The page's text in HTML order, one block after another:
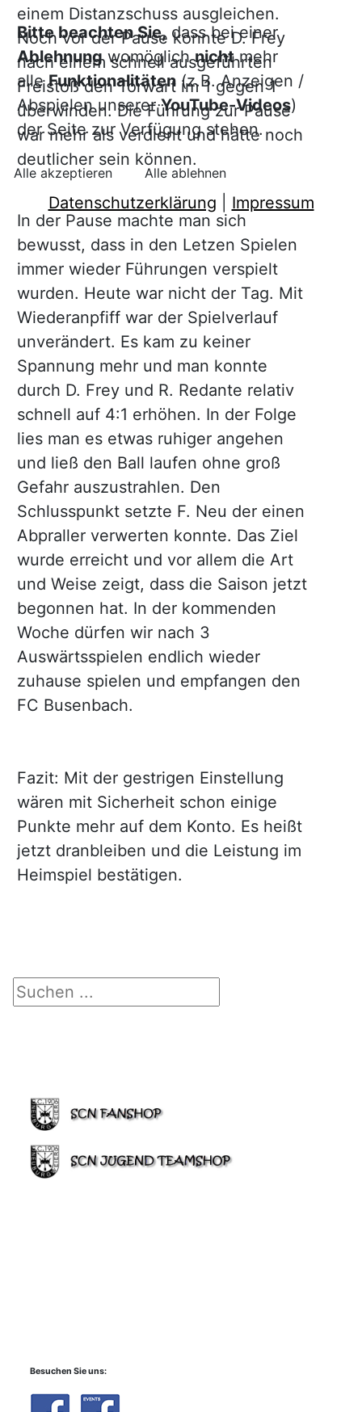
Suchen ...
Besuchen Sie uns:
einem Distanzschuss ausgleichen.
Noch vor der Pause konnte D. Frey
nach einem schnell ausgeführten
Freistoß den Torwart im 1 gegen 1
überwinden. Die Führung zur Pause
war mehr als verdient und hätte noch
deutlicher sein können.
In der Pause machte man sich
bewusst, dass in den Letzen Spielen
immer wieder Führungen verspielt
wurden. Heute war nicht der Tag. Mit
Wiederanpfiff war der Spielverlauf
unverändert. Es kam zu keiner
Spannung mehr und man konnte
durch D. Frey und R. Redante relativ
schnell auf 4:1 erhöhen. In der Folge
lies man es etwas ruhiger angehen
und ließ den Ball laufen ohne groß
Gefahr auszustrahlen. Den
Schlusspunkt setzte F. Neu der einen
Abpraller verwerten konnte. Das Ziel
wurde erreicht und vor allem die Art
und Weise zeigt, dass die Saison jetzt
begonnen hat. In der kommenden
Woche dürfen wir nach 3
Auswärtsspielen endlich wieder
zuhause spielen und empfangen den
FC Busenbach.
Fazit: Mit der gestrigen Einstellung
wären mit Sicherheit schon einige
Punkte mehr auf dem Konto. Es heißt
jetzt dranbleiben und die Leistung im
Heimspiel bestätigen.
Bitte beachten Sie,dass bei einer
Ablehnungwomöglichnichtmehr
alleFunktionalitäten(z.B. Anzeigen /
Abspielen unsererYouTube-Videos)
der Seite zur Verfügung stehen.
Alle akzeptieren Alle ablehnen
Datenschutzerklärung Impressum